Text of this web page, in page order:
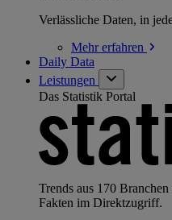
Verlässliche Daten, in
Mehrerfahren
Daily Data
Leistungen
Das Statistik Portal
Trends aus 170
Fakten im Direktzugriff.